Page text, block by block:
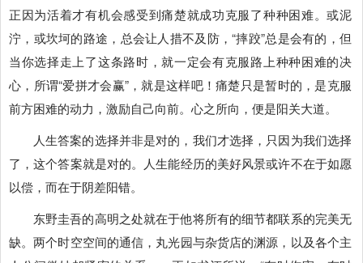
正因为活着才有机会感受到痛楚就成功克服了种种困难。或泥
泞，或坎坷的路途，总会让人措不及防，“摔跤”总是会有的，但
当你选择走上了这条路时，就一定会有克服路上种种困难的决
心，所谓“爱拼才会赢”，就是这样吧！痛楚只是暂时的，是克服
前方困难的动力，激励自己向前。心之所向，便是阳关大道。
人生答案的选择并非是对的，我们才选择，只因为我们选择
了，这个答案就是对的。人生能经历的美好风景或许不在于如愿
以偿，而在于阴差阳错。
东野圭吾的高明之处就在于他将所有的细节都联系的完美无
缺。两个时空空间的通信，丸光园与杂货店的渊源，以及各个主